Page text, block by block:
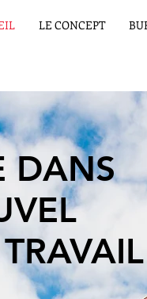
LE CONCEPT
DANS